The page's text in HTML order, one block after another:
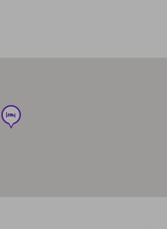
hotel